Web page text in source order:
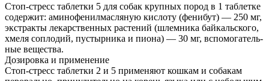
Стоп-стресс таблетки 5 для собак крупных пород в 1 таблетке
содержит: аминофенилмасляную кислоту (фенибут) — 250 мг,
экстракты лекарственных растений (шлемника байкальского,
хмеля соплодий, пустырника и пиона) — 30 мг, вспомогатель-
ные вещества.
Дозировка и применение
Стоп-стресс таблетки 2 и 5 применяют кошкам и собакам